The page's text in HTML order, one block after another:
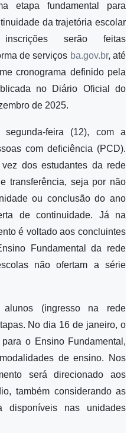
etapa fundamental para
da trajetória escolar
serão feitas
de serviços ba.gov.br, até
cronograma definido pela
no Diário Oficial do
de 2025.
feira (12), com a
com deficiência (PCD).
dos estudantes da rede
transferência, seja por não
ou conclusão do ano
de continuidade. Já na
é voltado aos concluintes
Fundamental da rede
não ofertam a série
(ingresso na rede
No dia 16 de janeiro, o
o Ensino Fundamental,
de ensino. Nos
será direcionado aos
também considerando as
disponíveis nas unidades